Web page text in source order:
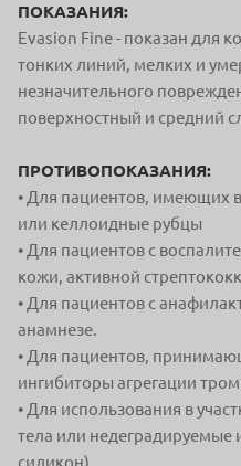
ПОКАЗАНИЯ:
Evasion Fine - показан для
тонких линий, мелких и
незначительного
поверхностный и средний
ПРОТИВОПОКАЗАНИЯ:
• Для пациентов, имеющих
или келлоидные рубцы
• Для пациентов с
кожи, активной
• Для пациентов с
анамнезе.
• Для пациентов,
ингибиторы агрегации
• Для использования в
тела или
силикон).